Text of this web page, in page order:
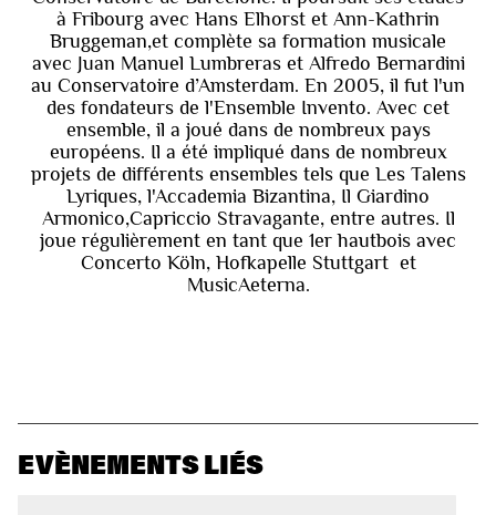
à Fribourg avec Hans Elhorst et Ann-Kathrin
Bruggeman,et complète sa formation musicale
avec Juan Manuel Lumbreras et Alfredo Bernardini
au Conservatoire d’Amsterdam. En 2005, il fut l'un
des fondateurs de l'Ensemble Invento. Avec cet
ensemble, il a joué dans de nombreux pays
européens. Il a été impliqué dans de nombreux
projets de différents ensembles tels que Les Talens
Lyriques, l'Accademia Bizantina, Il Giardino
Armonico,Capriccio Stravagante, entre autres. Il
joue régulièrement en tant que 1er hautbois avec
Concerto Köln, Hofkapelle Stuttgart et
MusicAeterna.
EVÈNEMENTS LIÉS